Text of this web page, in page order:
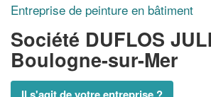
Entreprise de peinture en bâtiment
Société DUFLOS
Boulogne-sur-Mer
Il s'agit de votre entreprise ?